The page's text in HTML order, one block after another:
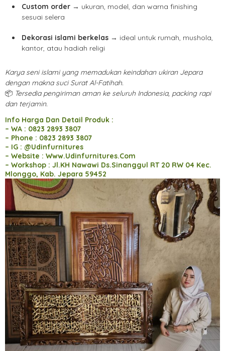
Custom order → ukuran, model, dan warna finishing
sesuai selera
Dekorasi islami berkelas → ideal untuk rumah, mushola,
kantor, atau hadiah religi
Karya seni islami yang memadukan keindahan ukiran Jepara
dengan makna suci Surat Al-Fatihah.
📦 Tersedia pengiriman aman ke seluruh Indonesia, packing rapi
dan terjamin.
Info Harga Dan Detail Produk :
– WA : 0823 2893 3807
– Phone : 0823 2893 3807
– IG : @Udinfurnitures
– Website : Www.Udinfurnitures.Com
– Workshop : Jl.KH Nawawi Ds.Sinanggul RT 20 RW 04 Kec.
Mlonggo, Kab. Jepara 59452